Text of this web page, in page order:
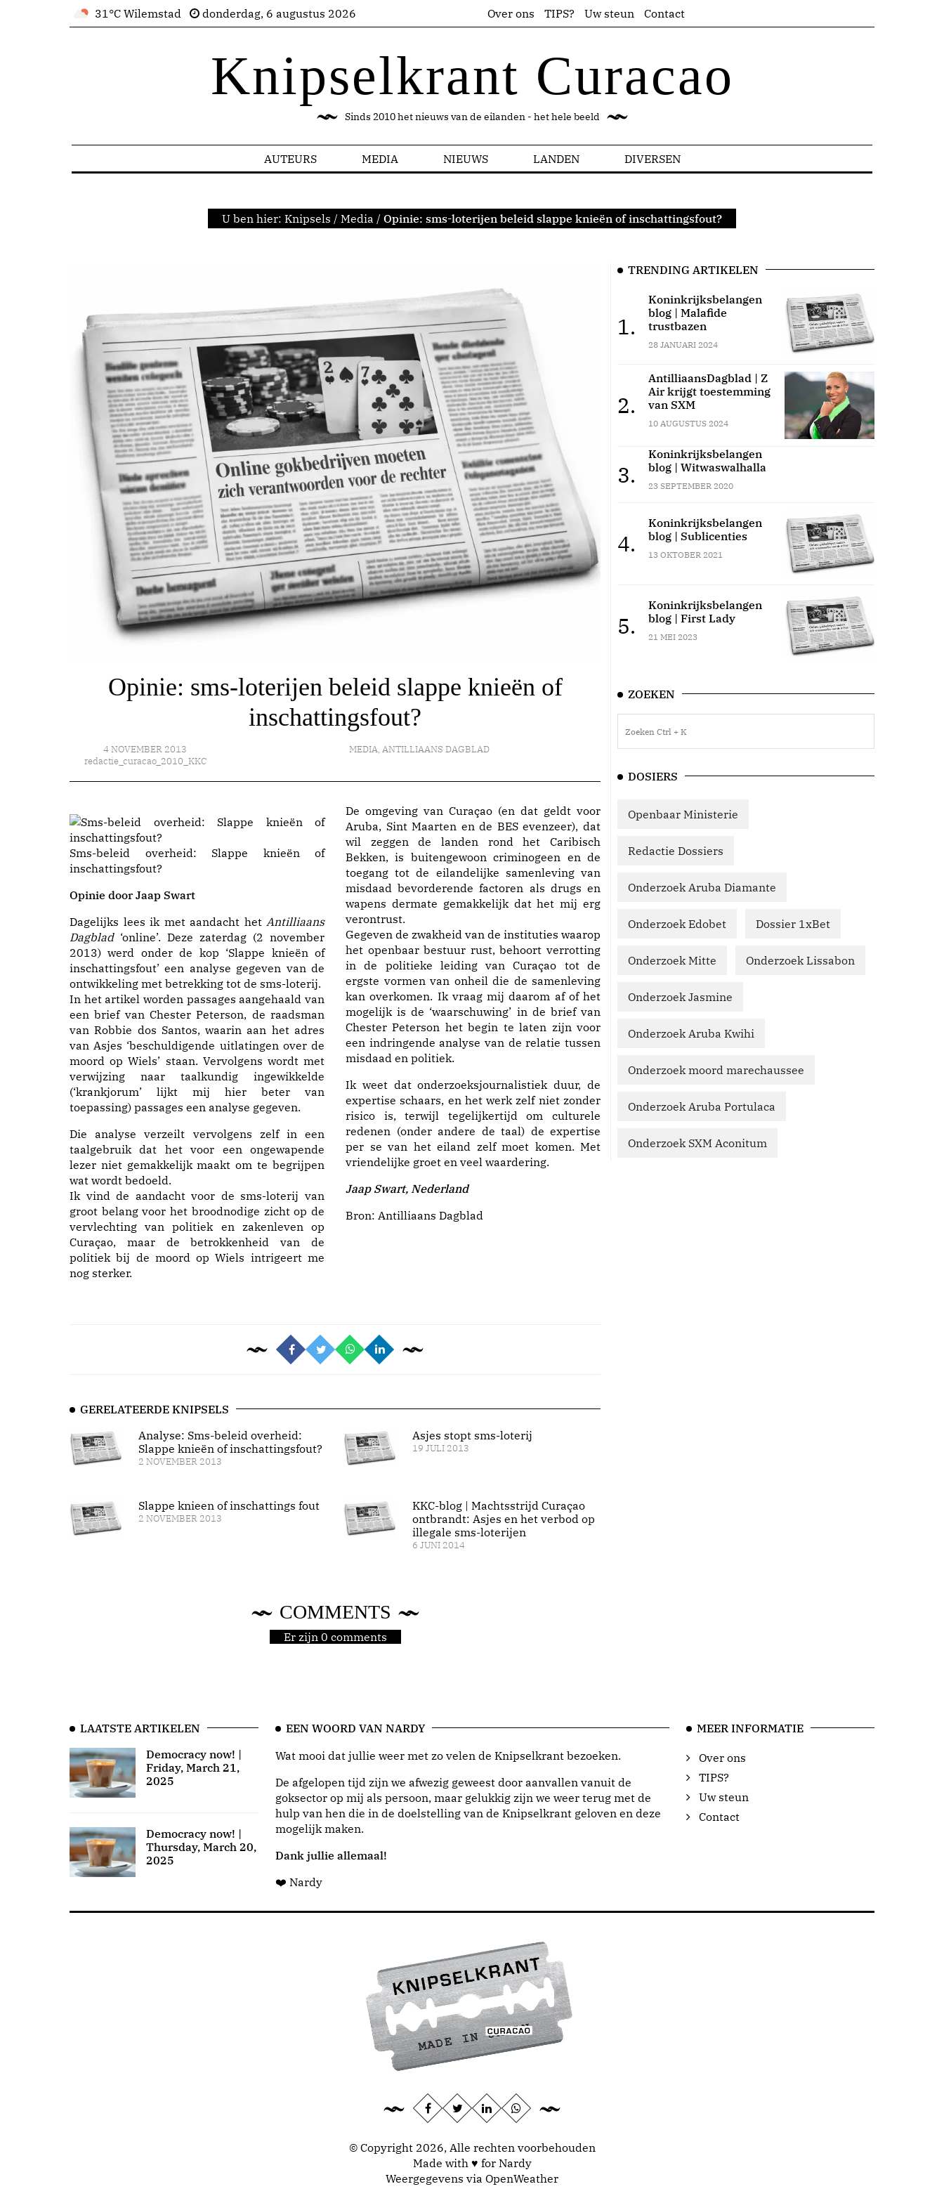
31°C Wilemstad donderdag, 6 augustus 2026 Over ons TIPS? Uw steun Contact
Knipselkrant Curacao
Sinds 2010 het nieuws van de eilanden - het hele beeld
AUTEURS MEDIA NIEUWS LANDEN DIVERSEN
U ben hier: Knipsels / Media / Opinie: sms-loterijen beleid slappe knieën of inschattingsfout?
Opinie: sms-loterijen beleid slappe knieën of
inschattingsfout?
4 NOVEMBER 2013
redactie_curacao_2010_KKC
MEDIA, ANTILLIAANS DAGBLAD
Sms-beleid overheid: Slappe knieën of
inschattingsfout?
Opinie door Jaap Swart
Dagelijks lees ik met aandacht het Antilliaans
Dagblad‘online’. Deze zaterdag (2 november
2013) werd onder de kop ‘Slappe knieën of
inschattingsfout’ een analyse gegeven van de
ontwikkeling met betrekking tot de sms-loterij.
In het artikel worden passages aangehaald van
een brief van Chester Peterson, de raadsman
van Robbie dos Santos, waarin aan het adres
van Asjes ‘beschuldigende uitlatingen over de
moord op Wiels’ staan. Vervolgens wordt met
verwijzing naar taalkundig ingewikkelde
(‘krankjorum’ lijkt mij hier beter van
toepassing) passages een analyse gegeven.
Die analyse verzeilt vervolgens zelf in een
taalgebruik dat het voor een ongewapende
lezer niet gemakkelijk maakt om te begrijpen
wat wordt bedoeld.
Ik vind de aandacht voor de sms-loterij van
groot belang voor het broodnodige zicht op de
vervlechting van politiek en zakenleven op
Curaçao, maar de betrokkenheid van de
politiek bij de moord op Wiels intrigeert me
nog sterker.
De omgeving van Curaçao (en dat geldt voor
Aruba, Sint Maarten en de BES evenzeer), dat
wil zeggen de landen rond het Caribisch
Bekken, is buitengewoon criminogeen en de
toegang tot de eilandelijke samenleving van
misdaad bevorderende factoren als drugs en
wapens dermate gemakkelijk dat het mij erg
verontrust.
Gegeven de zwakheid van de instituties waarop
het openbaar bestuur rust, behoort verrotting
in de politieke leiding van Curaçao tot de
ergste vormen van onheil die de samenleving
kan overkomen. Ik vraag mij daarom af of het
mogelijk is de ‘waarschuwing’ in de brief van
Chester Peterson het begin te laten zijn voor
een indringende analyse van de relatie tussen
misdaad en politiek.
Ik weet dat onderzoeksjournalistiek duur, de
expertise schaars, en het werk zelf niet zonder
risico is, terwijl tegelijkertijd om culturele
redenen (onder andere de taal) de expertise
per se van het eiland zelf moet komen. Met
vriendelijke groet en veel waardering.
Jaap Swart, Nederland
Bron: Antilliaans Dagblad
GERELATEERDE KNIPSELS
Analyse: Sms-beleid overheid:
Slappe knieën of inschattingsfout?
2 NOVEMBER 2013
Slappe knieen of inschattings fout
2 NOVEMBER 2013
Asjes stopt sms-loterij
19 JULI 2013
KKC-blog | Machtsstrijd Curaçao
ontbrandt: Asjes en het verbod op
illegale sms-loterijen
6 JUNI 2014
COMMENTS
Er zijn 0 comments
TRENDING ARTIKELEN
1.
Koninkrijksbelangen
blog | Malafide
trustbazen
28 JANUARI 2024
2.
AntilliaansDagblad | Z
Air krijgt toestemming
van SXM
10 AUGUSTUS 2024
3.
Koninkrijksbelangen
blog | Witwaswalhalla
23 SEPTEMBER 2020
4.
Koninkrijksbelangen
blog | Sublicenties
13 OKTOBER 2021
5.
Koninkrijksbelangen
blog | First Lady
21 MEI 2023
ZOEKEN
DOSIERS
Openbaar Ministerie
Redactie Dossiers
Onderzoek Aruba Diamante
Onderzoek Edobet Dossier 1xBet
Onderzoek Mitte Onderzoek Lissabon
Onderzoek Jasmine
Onderzoek Aruba Kwihi
Onderzoek moord marechaussee
Onderzoek Aruba Portulaca
Onderzoek SXM Aconitum
LAATSTE ARTIKELEN
Democracy now! |
Friday, March 21,
2025
Democracy now! |
Thursday, March 20,
2025
EEN WOORD VAN NARDY
Wat mooi dat jullie weer met zo velen de Knipselkrant bezoeken.
De afgelopen tijd zijn we afwezig geweest door aanvallen vanuit de
goksector op mij als persoon, maar gelukkig zijn we weer terug met de
hulp van hen die in de doelstelling van de Knipselkrant geloven en deze
mogelijk maken.
Dank jullie allemaal!
❤️ Nardy
MEER INFORMATIE
Over ons
TIPS?
Uw steun
Contact
© Copyright 2026, Alle rechten voorbehouden
Made with ♥ for Nardy
Weergegevens via OpenWeather